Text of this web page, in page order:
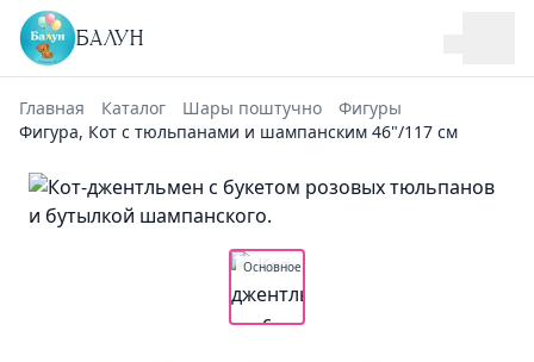
БАЛУН
Главная Каталог Шары поштучно
Фигуры
Фигура, Кот с тюльпанами и шампанским 46"/117 см
Основное